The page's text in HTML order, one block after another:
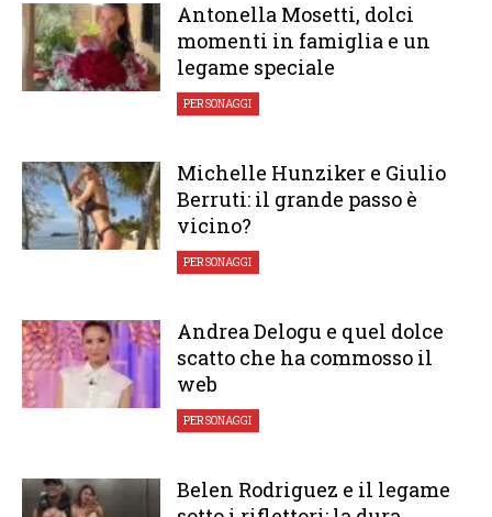
Antonella Mosetti, dolci
momenti in famiglia e un
legame speciale
PERSONAGGI
Michelle Hunziker e Giulio
Berruti: il grande passo è
vicino?
PERSONAGGI
Andrea Delogu e quel dolce
scatto che ha commosso il
web
PERSONAGGI
Belen Rodriguez e il legame